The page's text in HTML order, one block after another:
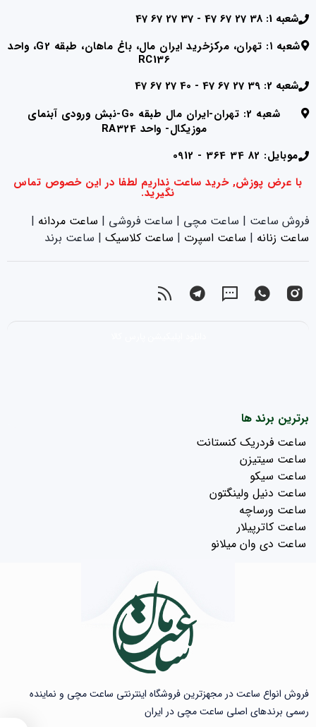
شعبه 1: 38 27 67 47 - 37 27 67 47
شعبه ۱: تهران، مرکزخرید ایران مال، باغ ماهان، طبقه G2، واحد
RC136
شعبه 2: 39 27 67 47 - 40 27 67 47
شعبه 2: تهران-ایران مال طبقه G0-نبش ورودی آبنمای
موزیکال- واحد RA324
موبایل: 82 34 364 - 0912
با عرض پوزش, خرید ساعت نداریم لطفا در این خصوص تماس
نگیرید.
فروش ساعت | ساعت مچی | ساعت فروشی | ساعت مردانه |
ساعت زنانه |‌ ساعت اسپرت |‌ ساعت کلاسیک | ساعت برند
برترین برند ها
ساعت فردریک کنستانت
ساعت سیتیزن
ساعت سیکو
ساعت دنیل ولینگتون
ساعت ورساچه
ساعت کاترپیلار
ساعت دی وان میلانو
فروش انواع ساعت در مجهزترین فروشگاه اینترنتی ساعت مچی و نماینده
رسمی برندهای اصلی ساعت مچی در ایران